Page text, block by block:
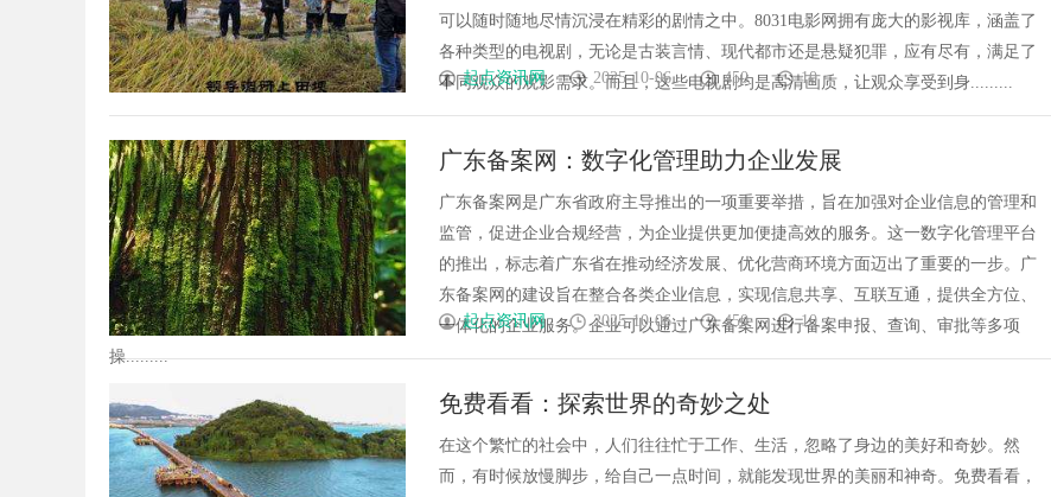
可以随时随地尽情沉浸在精彩的剧情之中。8031电影网拥有庞大的影视库，涵盖了
各种类型的电视剧，无论是古装言情、现代都市还是悬疑犯罪，应有尽有，满足了
不同观众的观影需求。而且，这些电视剧均是高清画质，让观众享受到身.........
起点资讯网 2025-10-06 450 10
广东备案网：数字化管理助力企业发展
广东备案网是广东省政府主导推出的一项重要举措，旨在加强对企业信息的管理和
监管，促进企业合规经营，为企业提供更加便捷高效的服务。这一数字化管理平台
的推出，标志着广东省在推动经济发展、优化营商环境方面迈出了重要的一步。广
东备案网的建设旨在整合各类企业信息，实现信息共享、互联互通，提供全方位、
一体化的企业服务。企业可以通过广东备案网进行备案申报、查询、审批等多项
操.........
起点资讯网 2025-10-06 450 10
免费看看：探索世界的奇妙之处
在这个繁忙的社会中，人们往往忙于工作、生活，忽略了身边的美好和奇妙。然
而，有时候放慢脚步，给自己一点时间，就能发现世界的美丽和神奇。免费看看，